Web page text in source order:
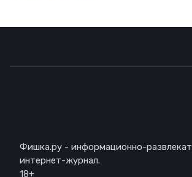
Фишка.ру - информационно-
интернет-журнал.
18+